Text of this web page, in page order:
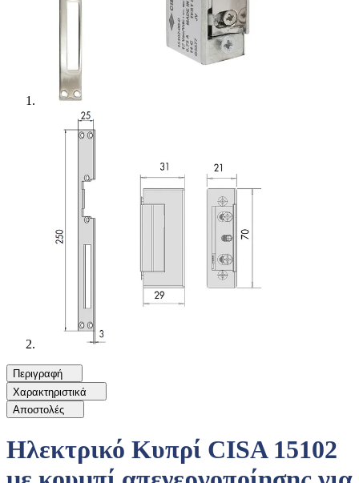
Περιγραφή
Χαρακτηριστικά
Αποστολές
Ηλεκτρικό Κυπρί CISA 15102